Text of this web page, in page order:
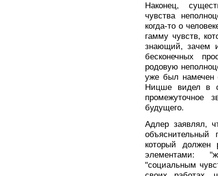
Наконец,
чувства
когда-то о
гамму чувств,
знающий, зачем
бесконечных
родовую
уже был намечен
Ницше видел в
промежуточное
будущего.
Адлер заявлял,
который должен
элементами:
"социальным